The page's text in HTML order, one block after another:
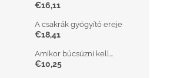
€16,11
A csakrák gyógyító ereje
€18,41
Amikor búcsúzni kell...
€10,25